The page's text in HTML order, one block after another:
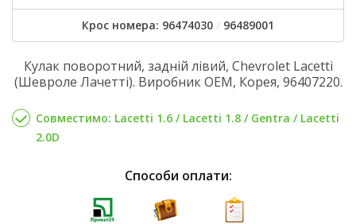
Крос номера: 96474030 / 96489001
Кулак поворотний, задній лівий, Chevrolet Lacetti
(Шевроле Лачетті). Виробник OEM, Корея, 96407220.
Совместимо: Lacetti 1.6 / Lacetti 1.8 / Gentra / Lacetti
2.0D
Способи оплати: